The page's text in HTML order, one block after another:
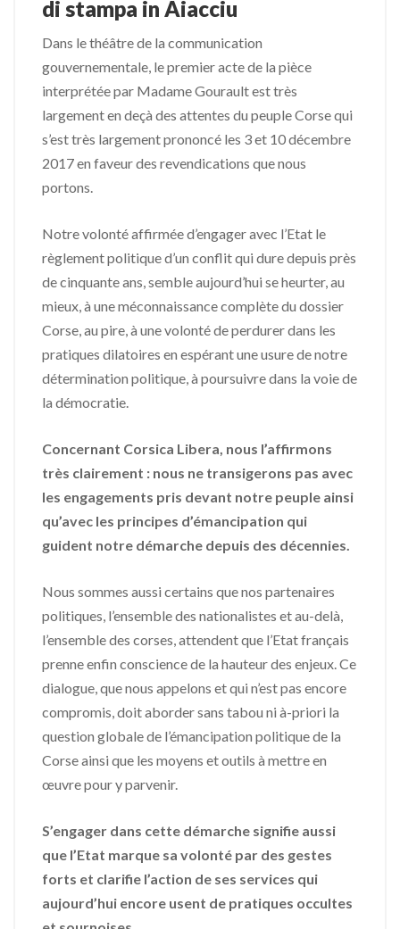
di stampa in Aiacciu
Dans le théâtre de la communication
gouvernementale, le premier acte de la pièce
interprétée par Madame Gourault est très
largement en deçà des attentes du peuple Corse qui
s’est très largement prononcé les 3 et 10 décembre
2017 en faveur des revendications que nous
portons.
Notre volonté affirmée d’engager avec l’Etat le
règlement politique d’un conflit qui dure depuis près
de cinquante ans, semble aujourd’hui se heurter, au
mieux, à une méconnaissance complète du dossier
Corse, au pire, à une volonté de perdurer dans les
pratiques dilatoires en espérant une usure de notre
détermination politique, à poursuivre dans la voie de
la démocratie.
Concernant Corsica Libera, nous l’affirmons
très clairement : nous ne transigerons pas avec
les engagements pris devant notre peuple ainsi
qu’avec les principes d’émancipation qui
guident notre démarche depuis des décennies.
Nous sommes aussi certains que nos partenaires
politiques, l’ensemble des nationalistes et au-delà,
l’ensemble des corses, attendent que l’Etat français
prenne enfin conscience de la hauteur des enjeux. Ce
dialogue, que nous appelons et qui n’est pas encore
compromis, doit aborder sans tabou ni à-priori la
question globale de l’émancipation politique de la
Corse ainsi que les moyens et outils à mettre en
œuvre pour y parvenir.
S’engager dans cette démarche signifie aussi
que l’Etat marque sa volonté par des gestes
forts et clarifie l’action de ses services qui
aujourd’hui encore usent de pratiques occultes